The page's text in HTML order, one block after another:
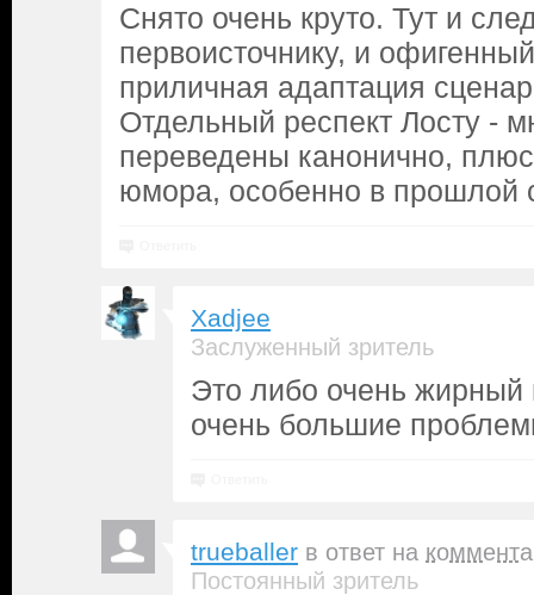
Снято очень круто. Тут и
первоисточнику, и
приличная адаптация
Отдельный респект Лосту -
переведены канонично,
юмора, особенно в прошлой
Xadjee
Заслуженный зритель
Это либо очень жирный
очень большие
trueballer в ответ на
Постоянный зритель